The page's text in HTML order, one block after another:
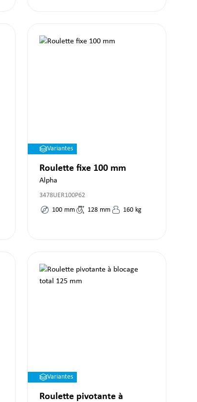
Variantes
Roulette fixe 100 mm
Alpha
3478UER100P62
100 mm 128 mm 160 kg
Variantes
Roulette pivotante à